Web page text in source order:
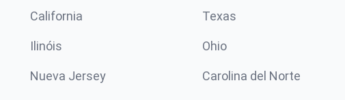
California Texas
Ilinóis Ohio
Nueva Jersey Carolina del Norte